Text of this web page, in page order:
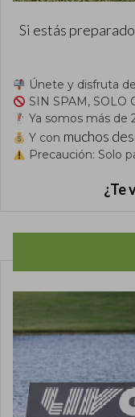
Si estás
Únete y disfruta
SIN SPAM, SOLO
Ya somos más de
Y con muchos
Precaución: Solo
¿Te